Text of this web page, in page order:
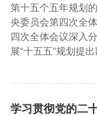
第十五个五年规划
央委员会第四次全
四次全体会议深入
展“十五五”规划提出
学习贯彻党的二